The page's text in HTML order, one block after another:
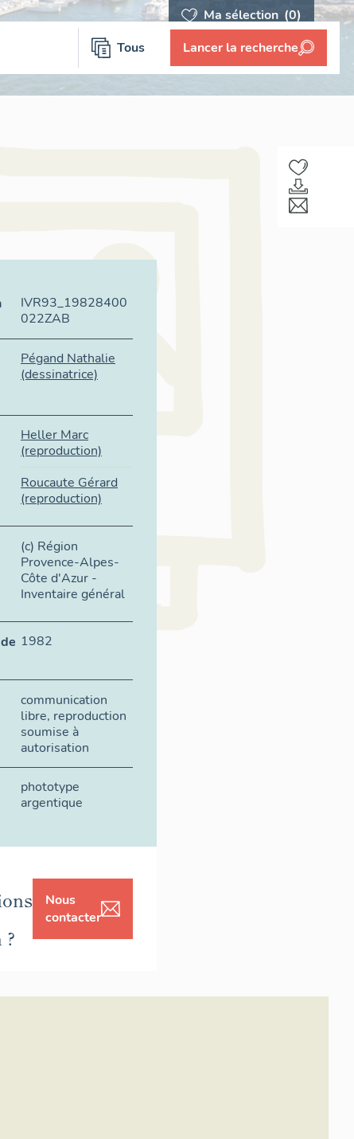
Ma sélection (0)
Tous Lancer la recherche
IVR93_19828400
022ZAB
Pégand Nathalie
(dessinatrice)
Heller Marc
(reproduction)
Roucaute Gérard
(reproduction)
(c) Région
Provence-Alpes-
Côte d'Azur -
Inventaire général
1982
communication
libre, reproduction
soumise à
autorisation
phototype
argentique
Nous
contacter